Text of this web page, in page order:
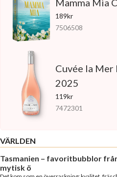
Mamma Mia
189kr
7506508
Cuvée la
2025
119kr
7472301
VÄRLDEN
Tasmanien – favoritbubblor
mytisk ö